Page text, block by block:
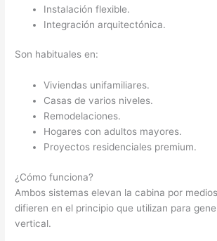
Instalación flexible.
Integración arquitectónica.
Son habituales en:
Viviendas unifamiliares.
Casas de varios niveles.
Remodelaciones.
Hogares con adultos mayores.
Proyectos residenciales premium.
¿Cómo funciona?
Ambos sistemas elevan la cabina por
difieren en el principio que utilizan para
vertical.